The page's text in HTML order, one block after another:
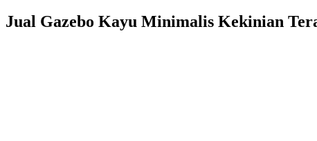
di
Pacitan
Jual Gazebo Kayu Minimalis Kekinian